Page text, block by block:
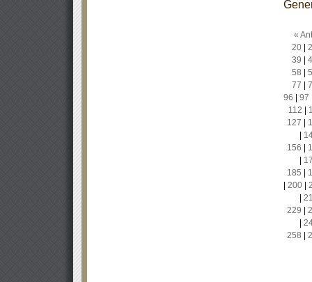
«
20|
39
58
77
96
97
112
127
156
185
200|
229
258